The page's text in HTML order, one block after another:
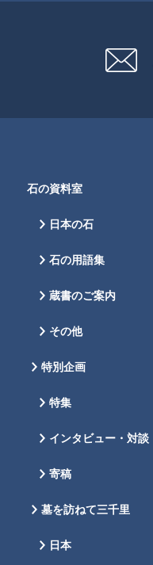
石の資料室
日本の石
石の用語集
蔵書のご案内
その他
特別企画
特集
インタビュー・対談
寄稿
墓を訪ねて三千里
日本